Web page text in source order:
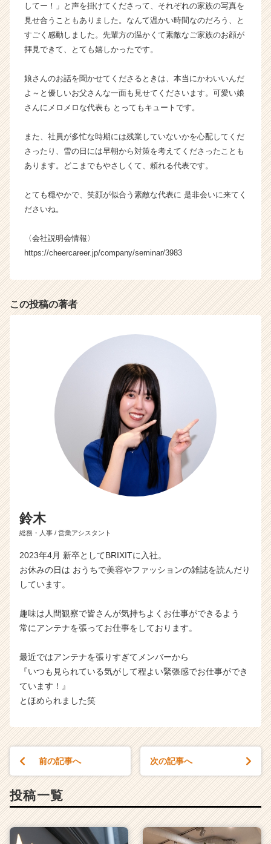
a
r
e
e
してー！」と声を掛けてくださって、それぞれの家族の写真を
見せ合うこともありました。なんて温かい時間なのだろう、と
すごく感動しました。先輩方の温かくて素敵なご家族のお顔が
拝見できて、とても嬉しかったです。
娘さんのお話を聞かせてくださるときは、本当にかわいいんだ
よ～と優しいお父さんな一面も見せてくださいます。可愛い娘
さんにメロメロな代表も とってもキュートです。
また、社員が多忙な時期には残業していないかを心配してくだ
さったり、雪の日には早朝から対策を考えてくださったことも
あります。どこまでもやさしくて、頼れる代表です。
とても穏やかで、笑顔が似合う素敵な代表に 是非会いに来てく
ださいね。
〈会社説明会情報〉
https://cheercareer.jp/company/seminar/3983
この投稿の著者
鈴木
総務・人事 / 営業アシスタント
2023年4月 新卒としてBRIXITに入社。
お休みの日は おうちで美容やファッションの雑誌を読んだり
しています。
趣味は人間観察で皆さんが気持ちよくお仕事ができるよう
常にアンテナを張ってお仕事をしております。
最近ではアンテナを張りすぎてメンバーから
『いつも見られている気がして程よい緊張感でお仕事ができ
ています！』
とほめられました笑
前の記事へ 次の記事へ
投稿一覧